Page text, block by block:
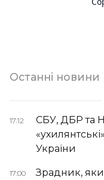
Останні новини
17:12
СБУ, ДБР та
України
17:00
Зрадник,